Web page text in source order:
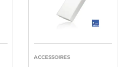
ACCESSOIRES